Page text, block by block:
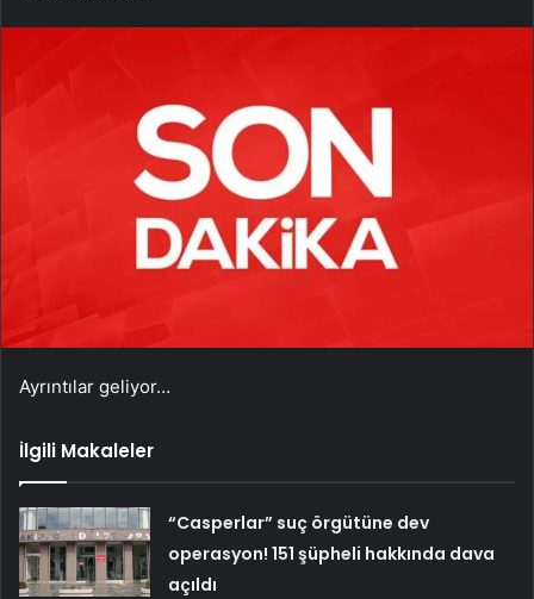
Ayrıntılar geliyor…
İlgili Makaleler
“Casperlar” suç örgütüne dev
operasyon! 151 şüpheli hakkında dava
açıldı